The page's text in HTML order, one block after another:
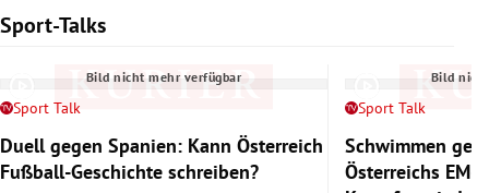
Sport-Talks
Slide 1 von 6
Bild nicht mehr verfügbar
Sport Talk
Duell gegen Spanien: Kann Österreich
Fußball-Geschichte schreiben?
Bild
Sport Talk
Schwimmen
Österreichs